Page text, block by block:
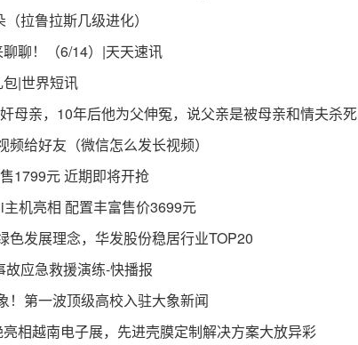
拉鲁拉斯几级进化）
聊！（6/14）|天天速讯
|世界短讯
母亲，10年后他为父伸冤，说父亲是被母亲和情夫杀死
给好友（微信怎么发长视频）
1799元 近期即将开抢
机亮相 配置丰富售价3699元
色发展理念，华发股份稳居行业TOP20
应急救援演练-快播报
！第一波顶级高校入驻大象新闻
相越南电子展，先进壳膜定制解决方案大放异彩